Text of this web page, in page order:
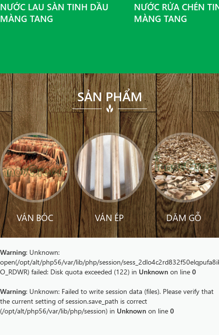
NƯỚC LAU SÀN TINH DẦU
MÀNG TANG
NƯỚC RỬA CHÉN
MÀNG TANG
SẢN PHẨM
VÁN BÓC VÁN ÉP DĂM GỖ
Warning: Unknown:
open(/opt/alt/php56/var/lib/php/session/
O_RDWR) failed: Disk quota exceeded (122) in Unknown on line 0
Warning: Unknown: Failed to write session data (files). Please verify that
the current setting of session.save_path is correct
(/opt/alt/php56/var/lib/php/session) in Unknown on line 0